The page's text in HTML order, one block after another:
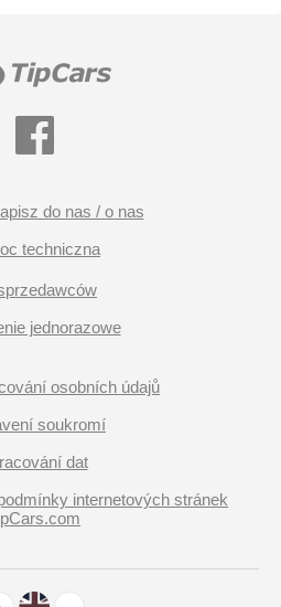
do nas / o nas
techniczna
jednorazowe
osobních údajů
soukromí
dat
internetových stránek